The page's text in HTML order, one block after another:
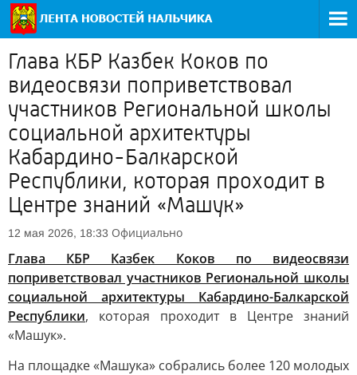
Глава КБР Казбек Коков по
видеосвязи поприветствовал
участников Региональной школы
социальной архитектуры
Кабардино-Балкарской
Республики, которая проходит в
Центре знаний «Машук»
12 мая 2026, 18:33 Официально
Глава КБР Казбек Коков по видеосвязи
поприветствовал участников Региональной школы
социальной архитектуры Кабардино-Балкарской
Республики, которая проходит в Центре знаний
«Машук».
На площадке «Машука» собрались более 120 молодых